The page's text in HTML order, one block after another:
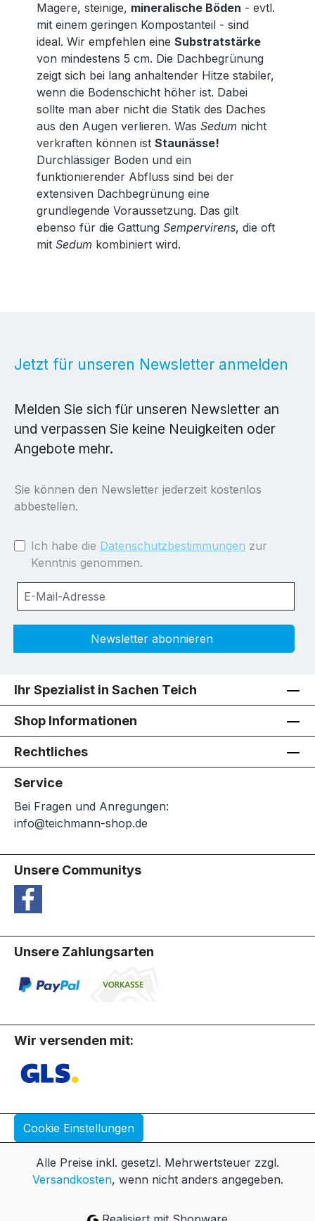
Magere, steinige, mineralische Böden - evtl.
mit einem geringen Kompostanteil - sind
ideal. Wir empfehlen eine Substratstärke
von mindestens 5 cm. Die Dachbegrünung
zeigt sich bei lang anhaltender Hitze stabiler,
wenn die Bodenschicht höher ist. Dabei
sollte man aber nicht die Statik des Daches
aus den Augen verlieren. Was Sedum nicht
verkraften können ist Staunässe!
Durchlässiger Boden und ein
funktionierender Abfluss sind bei der
extensiven Dachbegrünung eine
grundlegende Voraussetzung. Das gilt
ebenso für die Gattung Sempervirens, die oft
mit Sedum kombiniert wird.
Jetzt für unseren Newsletter anmelden
Melden Sie sich für unseren Newsletter an
und verpassen Sie keine Neuigkeiten oder
Angebote mehr.
Sie können den Newsletter jederzeit kostenlos
abbestellen.
Ich habe die Datenschutzbestimmungen zur
Kenntnis genommen.
Newsletter abonnieren
Ihr Spezialist in Sachen Teich
Shop Informationen
Rechtliches
Service
Bei Fragen und Anregungen:
info@teichmann-shop.de
Unsere Communitys
Unsere Zahlungsarten
Wir versenden mit:
Cookie Einstellungen
Alle Preise inkl. gesetzl. Mehrwertsteuer zzgl.
Versandkosten, wenn nicht anders angegeben.